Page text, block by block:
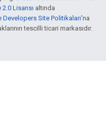
Lisansı altında
Developers Site Politikaları'na
tescilli ticari markasıdır.